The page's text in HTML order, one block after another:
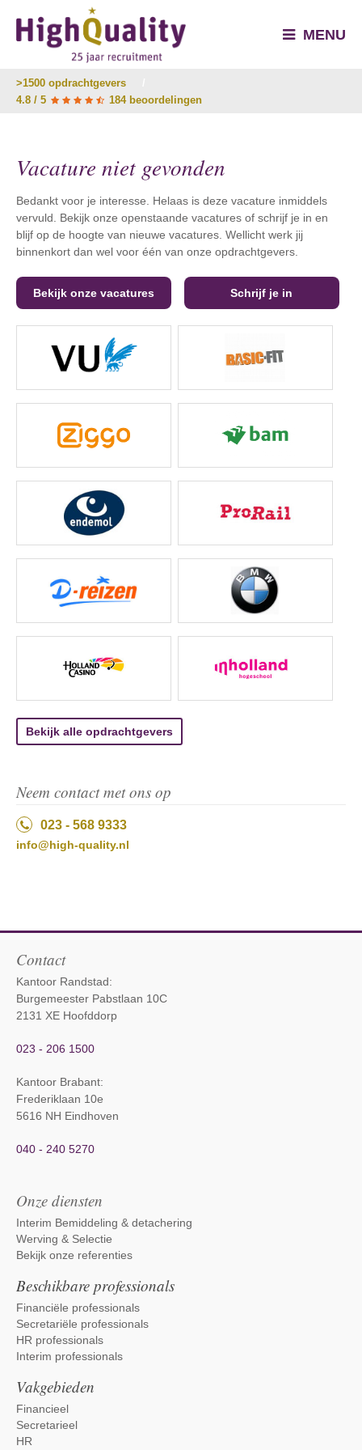
MENU
>1500 opdrachtgevers
4.8 / 5
184 beoordelingen
Vacature niet gevonden
Bedankt voor je interesse. Helaas is deze vacature inmiddels
vervuld. Bekijk onze openstaande vacatures of schrijf je in en
blijf op de hoogte van nieuwe vacatures. Wellicht werk jij
binnenkort dan wel voor één van onze opdrachtgevers.
Bekijk onze vacatures Schrijf je in
Bekijk alle opdrachtgevers
Neem contact met ons op
023 - 568 9333
info@high-quality.nl
Contact
Kantoor Randstad:
Burgemeester Pabstlaan 10C
2131 XE Hoofddorp
023 - 206 1500
Kantoor Brabant:
Frederiklaan 10e
5616 NH Eindhoven
040 - 240 5270
Onze diensten
Interim Bemiddeling & detachering
Werving & Selectie
Bekijk onze referenties
Beschikbare professionals
Financiële professionals
Secretariële professionals
HR professionals
Interim professionals
Vakgebieden
Financieel
Secretarieel
HR